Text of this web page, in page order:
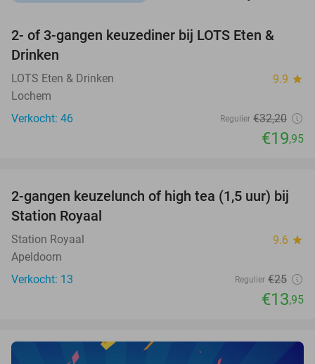
38%
TODAY
2- of 3-gangen keuzediner bij LOTS Eten &
Drinken
LOTS Eten & Drinken 9.9 star
Lochem
Verkocht: 46
Regulier €32,20
€19,95
44%
NEW
TODAY
2-gangen keuzelunch of high tea (1,5 uur) bij
Station Royaal
Station Royaal 9.6 star
Apeldoorn
Verkocht: 13
Regulier €25
€13,95